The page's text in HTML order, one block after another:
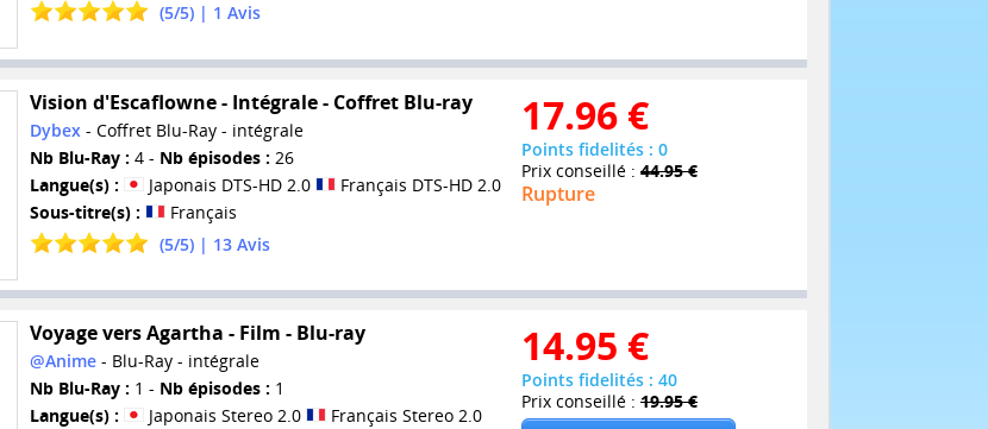
(5/5) | 1 Avis
Vision d'Escaflowne - Intégrale - Coffret Blu-ray
Dybex- Coffret Blu-Ray - intégrale
Nb Blu-Ray : 4 - Nb épisodes : 26
Langue(s) :
Japonais DTS-HD 2.0
Français DTS-HD 2.0
Sous-titre(s) :
Français
(5/5) | 13Avis
17.96 €
Points fidelités : 0
Prix conseillé : 44.95 €
Rupture
Voyage vers Agartha - Film - Blu-ray
@Anime- Blu-Ray - intégrale
Nb Blu-Ray : 1 - Nb épisodes : 1
Langue(s) :
Japonais Stereo 2.0
Français Stereo 2.0
14.95 €
Points fidelités : 40
Prix conseillé : 19.95 €